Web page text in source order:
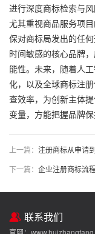
进行深度商标检索与
尤其重视商品服务项
保对商标局发出的任
时间敏感的核心品牌
能性。未来，随着人
化，以及全球商标注
查效率，为创新主体
变量，方能把握品牌保
上一篇： 注册商标从申请
下一篇： 企业注册商标流
联系我们
官网：